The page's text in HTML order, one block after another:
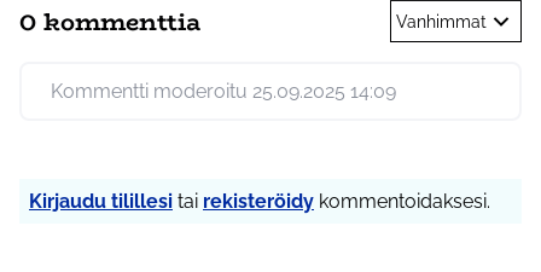
0 kommenttia Vanhimmat
Kommentti moderoitu 25.09.2025 14:09
Kirjaudu tilillesi tai rekisteröidy kommentoidaksesi.